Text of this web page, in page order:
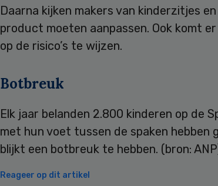
Daarna kijken makers van kinderzitjes
product moeten aanpassen. Ook komt
op de risico’s te wijzen.
Botbreuk
Elk jaar belanden 2.800 kinderen op de
met hun voet tussen de spaken hebben
blijkt een botbreuk te hebben. (bron:
Reageer op dit artikel